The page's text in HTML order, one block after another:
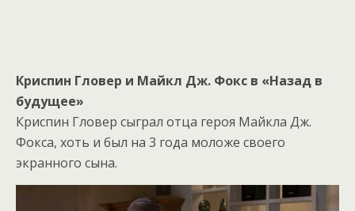
Криспин Гловер и Майкл Дж. Фокс в «Назад в
будущее»
Криспин Гловер сыграл отца героя Майкла Дж.
Фокса, хоть и был на 3 года моложе своего
экранного сына.